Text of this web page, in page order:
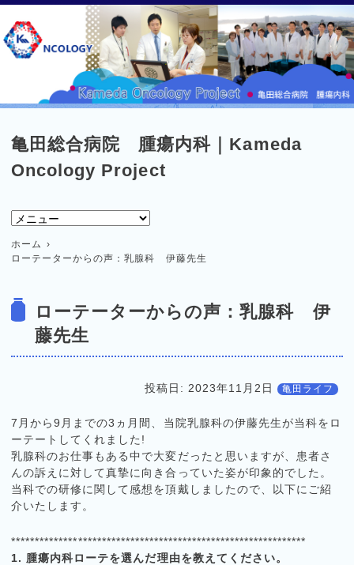
亀田総合病院 腫瘍内科｜Kameda
Oncology Project
ホーム
ローテーターからの声：乳腺科 伊藤先生
ローテーターからの声：乳腺科 伊
藤先生
投稿日: 2023年11月2日 亀田ライフ
7月から9月までの3ヵ月間、当院乳腺科の伊藤先生が当科をロ
ーテートしてくれました!
乳腺科のお仕事もある中で大変だったと思いますが、患者さ
んの訴えに対して真摯に向き合っていた姿が印象的でした。
当科での研修に関して感想を頂戴しましたので、以下にご紹
介いたします。
**************************************************************
1. 腫瘍内科ローテを選んだ理由を教えてください。